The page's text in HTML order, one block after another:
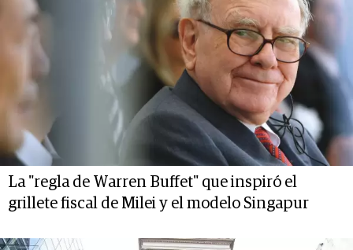
La "regla de Warren Buffet" que inspiró el
grillete fiscal de Milei y el modelo Singapur